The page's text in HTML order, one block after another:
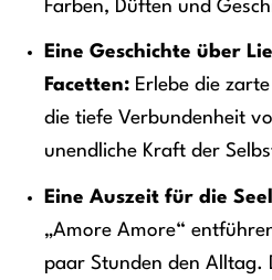
Farben, Düften und
Eine Geschichte über
Facetten:Erlebe die zarte
die tiefe Verbundenheit
unendliche Kraft der
Eine Auszeit für die
„Amore Amore“
paar Stunden den Alltag.